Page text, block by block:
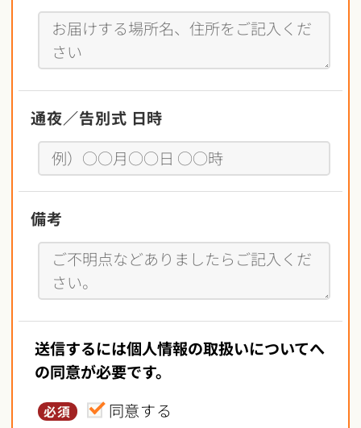
通夜／告別式 日時
備考
送信するには個人情報の取扱いについてへ
の同意が必要です。
必須
同意する